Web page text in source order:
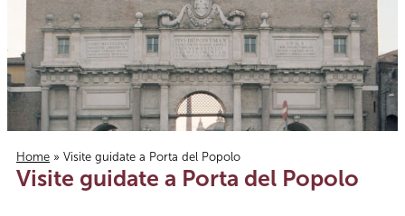
Tu sei qui
Home » Visite guidate a Porta del Popolo
Visite guidate a Porta del Popolo